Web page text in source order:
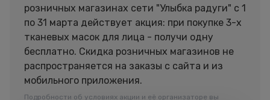
розничных магазинах сети "Улыбка радуги" с 1
по 31 марта действует акция: при покупке 3-х
тканевых масок для лица - получи одну
бесплатно. Скидка розничных магазинов не
распространяется на заказы с сайта и из
мобильного приложения.
Подробности об условиях акции и её организаторе вы